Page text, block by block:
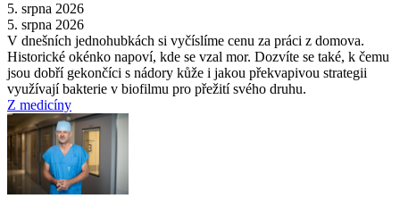
5. srpna 2026
5. srpna 2026
V dnešních jednohubkách si vyčíslíme cenu za práci z domova.
Historické okénko napoví, kde se vzal mor. Dozvíte se také, k čemu
jsou dobří gekončíci s nádory kůže i jakou překvapivou strategii
využívají bakterie v biofilmu pro přežití svého druhu.
Z medicíny